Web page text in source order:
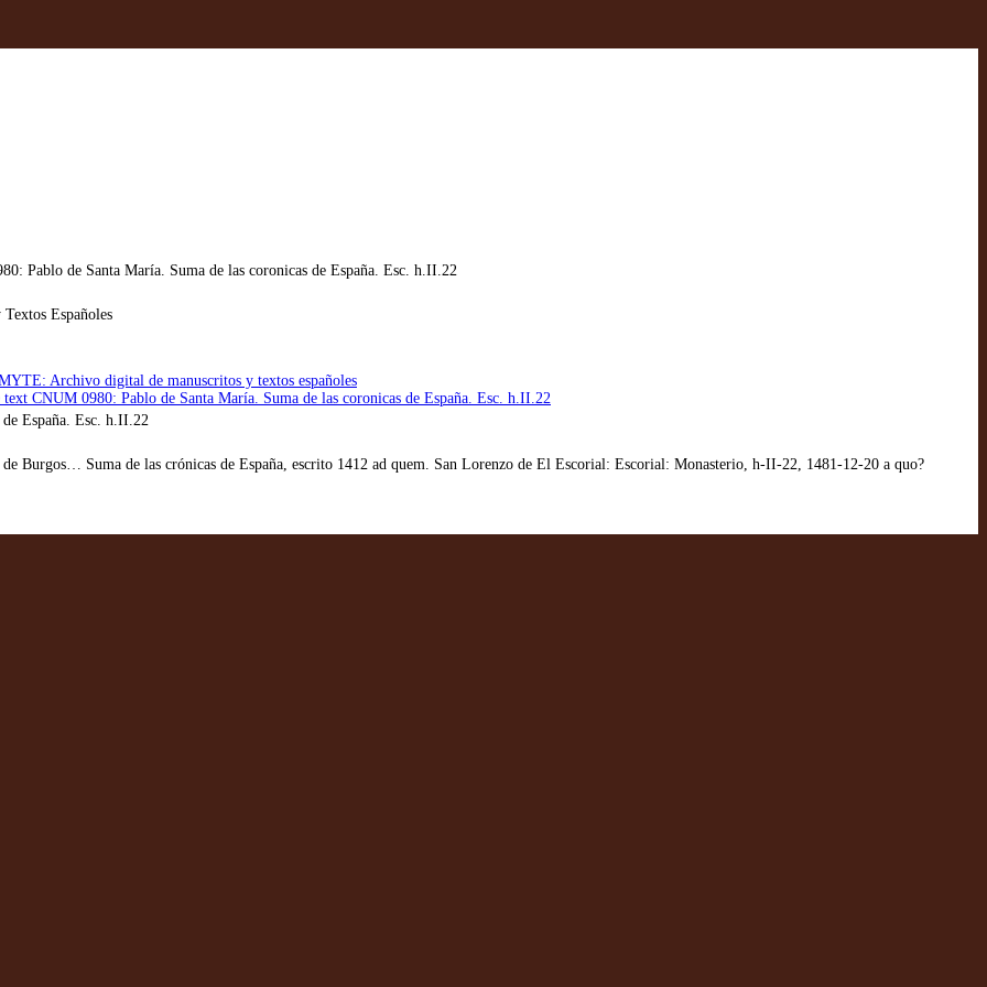
Pablo de Santa María. Suma de las coronicas de España. Esc. h.II.22
Españoles
Archivo digital de manuscritos y textos españoles
CNUM 0980: Pablo de Santa María. Suma de las coronicas de España. Esc. h.II.22
España. Esc. h.II.22
Burgos… Suma de las crónicas de España, escrito 1412 ad quem. San Lorenzo de El Escorial: Escorial: Monasterio, h-II-22, 1481-12-20 a quo?